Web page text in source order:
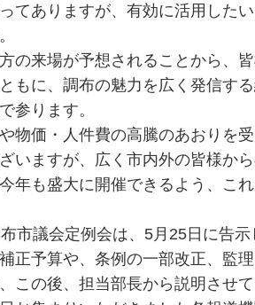
てありますが、有効に活用した
の来場が予想されることから、
もに、調布の魅力を広く発信す
参ります。
物価・人件費の高騰のあおりを
いますが、広く市内外の皆様か
年も盛大に開催できるよう、こ
市議会定例会は、5月25日に告示
正予算や、条例の一部改正、監
この後、担当部長から説明させて